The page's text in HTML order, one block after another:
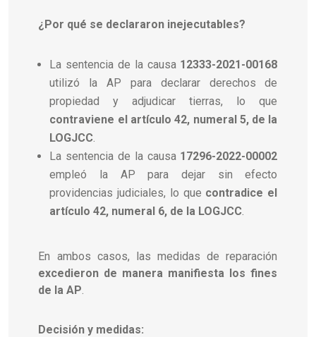
¿Por qué se declararon inejecutables?
La sentencia de la causa 12333-2021-00168
utilizó la AP para declarar derechos de
propiedad y adjudicar tierras, lo que
contraviene el artículo 42, numeral 5, de la
LOGJCC.
La sentencia de la causa 17296-2022-00002
empleó la AP para dejar sin efecto
providencias judiciales, lo que contradice el
artículo 42, numeral 6, de la LOGJCC.
En ambos casos, las medidas de reparación
excedieron de manera manifiesta los fines
de la AP.
Decisión y medidas: